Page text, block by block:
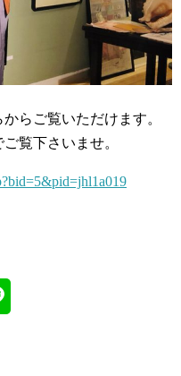
らご覧いただけます。
覧下さいませ。